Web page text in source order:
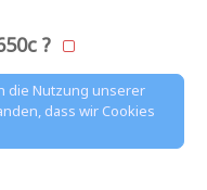
?
die Nutzung unserer
dass wir Cookies